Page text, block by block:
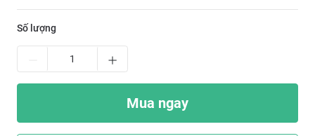
Số lượng
Mua ngay